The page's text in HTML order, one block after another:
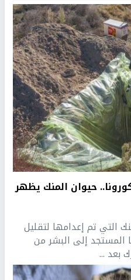
حيوان المنك يظهر
التي تم إعدامها لتقليل
المستجد إلى البشر من
بعد ...